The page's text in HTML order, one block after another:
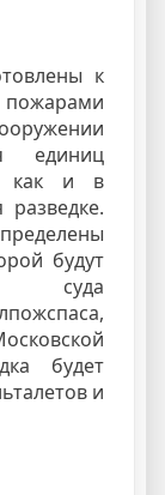
к
пожарами
единиц
как и в
будут
суда
будет
и